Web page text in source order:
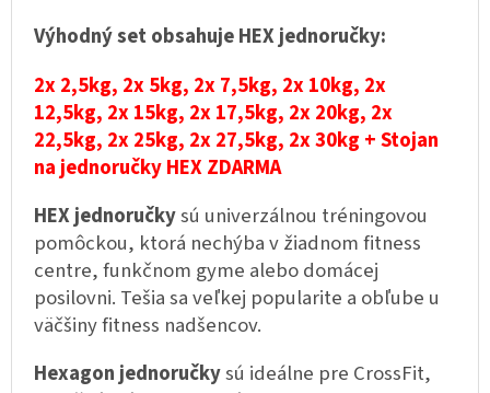
Výhodný set obsahuje HEX jednoručky:
2x 2,5kg, 2x 5kg, 2x 7,5kg, 2x 10kg, 2x
12,5kg, 2x 15kg, 2x 17,5kg, 2x 20kg, 2x
22,5kg, 2x 25kg, 2x 27,5kg, 2x 30kg + Stojan
na jednoručky HEX ZDARMA
HEX jednoručkysú univerzálnou tréningovou
pomôckou, ktorá nechýba v žiadnom fitness
centre, funkčnom gyme alebo domácej
posilovni. Tešia sa veľkej popularite a obľube u
väčšiny fitness nadšencov.
Hexagon jednoručkysú ideálne pre CrossFit,